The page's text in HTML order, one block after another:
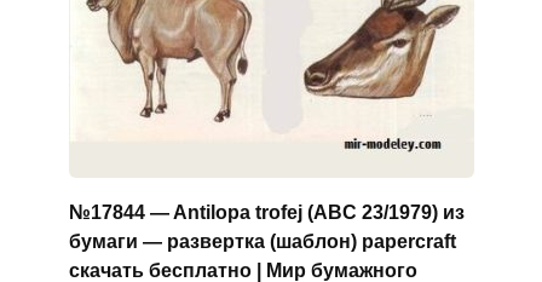
№17844 — Antilopa trofej (ABC 23/1979) из
бумаги — развертка (шаблон) papercraft
скачать бесплатно | Мир бумажного